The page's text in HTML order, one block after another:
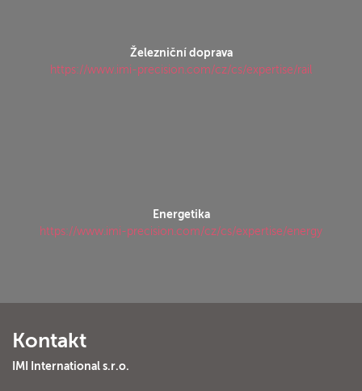
Železniční doprava
https://www.imi-precision.com/cz/cs/expertise/rail
Energetika
https://www.imi-precision.com/cz/cs/expertise/energy
Kontakt
IMI International s.r.o.